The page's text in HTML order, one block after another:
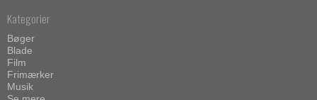
Kategorier
Bøger
Blade
Film
Frimærker
Musik